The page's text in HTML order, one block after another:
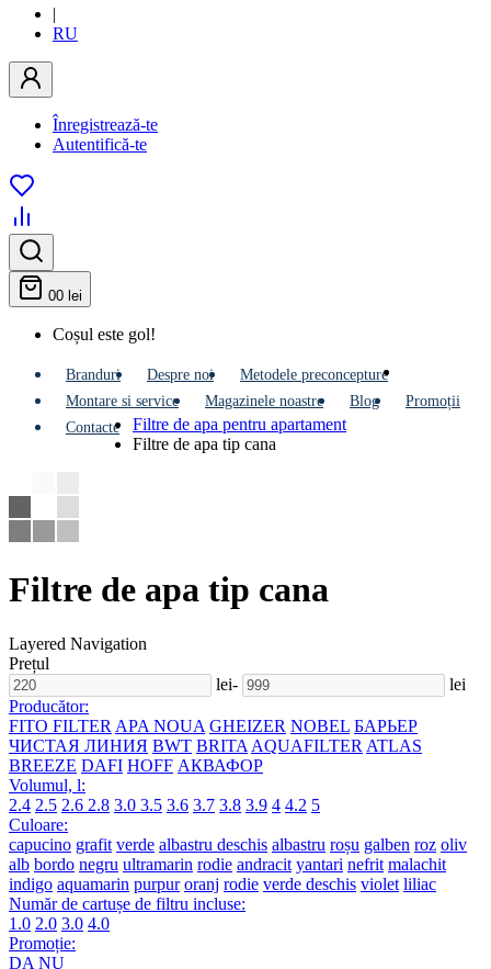
|
RU
Înregistrează-te
Autentifică-te
00 lei
Coșul este gol!
Branduri Despre noi
Metodele preconcepture
Montare si service
Мagazinele noastre Blog
Promoții
Contacte
Filtre de apa pentru apartament
Filtre de apa tip cana
Filtre de apa tip cana
Layered Navigation
Prețul
lei-
lei
Producător:
FITO FILTER APA NOUA GHEIZER NOBEL БАРЬЕР
ЧИСТАЯ ЛИНИЯ BWT BRITA AQUAFILTER ATLAS
BREEZE DAFI HOFF АКВАФОР
Volumul, l:
2.4 2.5 2.6 2.8 3.0 3.5 3.6 3.7 3.8 3.9 4 4.2 5
Culoare:
capucino grafit verde albastru deschis albastru roșu galben roz oliv
alb bordo negru ultramarin rodie andracit yantari nefrit malachit
indigo aquamarin purpur oranj rodie verde deschis violet liliac
Număr de cartușe de filtru incluse:
1.0 2.0 3.0 4.0
Promoție:
DA NU